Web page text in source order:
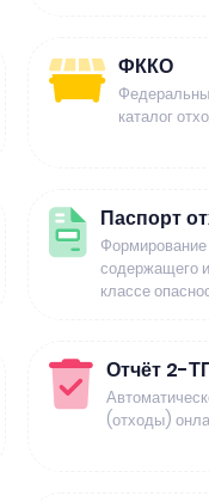
ФККО
каталог
Паспорт
Формирование
содержащего
классе
Отчёт 2-
(отходы)